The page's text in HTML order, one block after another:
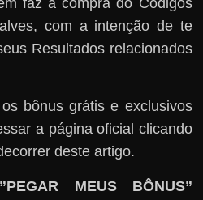
faz a compra do Códigos
com a intenção de te
Resultados relacionados
bônus grátis e exclusivos
a página oficial clicando
deste artigo.
MEUS BÔNUS”